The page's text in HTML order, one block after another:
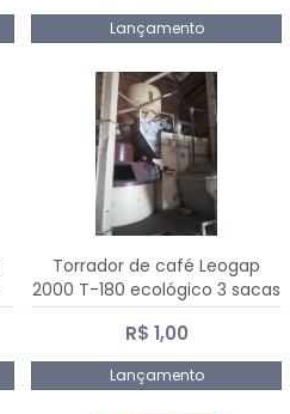
Lançamento
Torrador de café Leogap
2000 T-180 ecológico 3 sacas
de carga 540 kg/h
R$ 1,00
Lançamento